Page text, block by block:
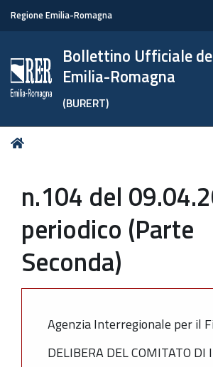
Regione Emilia-Romagna
Bollettino Ufficiale
Emilia-Romagna
(BURERT)
Tu
n.104 del
periodico (Parte
Seconda)
Agenzia Interregionale per il
DELIBERA DEL COMITATO